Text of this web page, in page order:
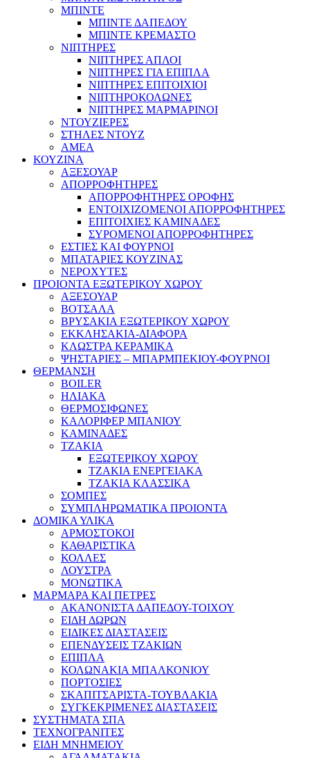
ΜΠΙΝΤΕ
ΜΠΙΝΤΕ ΔΑΠΕΔΟΥ
ΜΠΙΝΤΕ ΚΡΕΜΑΣΤΟ
ΝΙΠΤΗΡΕΣ
ΝΙΠΤΗΡΕΣ ΑΠΛΟΙ
ΝΙΠΤΗΡΕΣ ΓΙΑ ΕΠΙΠΛΑ
ΝΙΠΤΗΡΕΣ ΕΠΙΤΟΙΧΙΟΙ
ΝΙΠΤΗΡΟΚΟΛΩΝΕΣ
ΝΙΠΤΗΡΕΣ ΜΑΡΜΑΡΙΝΟΙ
ΝΤΟΥΖΙΕΡΕΣ
ΣΤΗΛΕΣ ΝΤΟΥΖ
ΑΜΕΑ
ΚΟΥΖΙΝΑ
ΑΞΕΣΟΥΑΡ
ΑΠΟΡΡΟΦΗΤΗΡΕΣ
ΑΠΟΡΡΟΦΗΤΗΡΕΣ ΟΡΟΦΗΣ
ΕΝΤΟΙΧΙΖΟΜΕΝΟΙ ΑΠΟΡΡΟΦΗΤΗΡΕΣ
ΕΠΙΤΟΙΧΙΕΣ ΚΑΜΙΝΑΔΕΣ
ΣΥΡΟΜΕΝΟΙ ΑΠΟΡΡΟΦΗΤΗΡΕΣ
ΕΣΤΙΕΣ ΚΑΙ ΦΟΥΡΝΟΙ
ΜΠΑΤΑΡΙΕΣ ΚΟΥΖΙΝΑΣ
ΝΕΡΟΧΥΤΕΣ
ΠΡΟΙΟΝΤΑ ΕΞΩΤΕΡΙΚΟΥ ΧΩΡΟΥ
ΑΞΕΣΟΥΑΡ
ΒΟΤΣΑΛΑ
ΒΡΥΣΑΚΙΑ ΕΞΩΤΕΡΙΚΟΥ ΧΩΡΟΥ
ΕΚΚΛΗΣΑΚΙΑ-ΔΙΑΦΟΡΑ
ΚΛΩΣΤΡΑ ΚΕΡΑΜΙΚΑ
ΨΗΣΤΑΡΙΕΣ – ΜΠΑΡΜΠΕΚΙΟΥ-ΦΟΥΡΝΟΙ
ΘΕΡΜΑΝΣΗ
BOILER
ΗΛΙΑΚΑ
ΘΕΡΜΟΣΙΦΩΝΕΣ
ΚΑΛΟΡΙΦΕΡ ΜΠΑΝΙΟΥ
ΚΑΜΙΝΑΔΕΣ
ΤΖΑΚΙΑ
ΕΞΩΤΕΡΙΚΟΥ ΧΩΡΟΥ
ΤΖΑΚΙΑ ΕΝΕΡΓΕΙΑΚΑ
ΤΖΑΚΙΑ ΚΛΑΣΣΙΚΑ
ΣΟΜΠΕΣ
ΣΥΜΠΛΗΡΩΜΑΤΙΚΑ ΠΡΟΙΟΝΤΑ
ΔΟΜΙΚΑ ΥΛΙΚΑ
ΑΡΜΟΣΤΟΚΟΙ
ΚΑΘΑΡΙΣΤΙΚΑ
ΚΟΛΛΕΣ
ΛΟΥΣΤΡΑ
ΜΟΝΩΤΙΚΑ
ΜΑΡΜΑΡΑ ΚΑΙ ΠΕΤΡΕΣ
ΑΚΑΝΟΝΙΣΤΑ ΔΑΠΕΔΟΥ-ΤΟΙΧΟΥ
ΕΙΔΗ ΔΩΡΩΝ
ΕΙΔΙΚΕΣ ΔΙΑΣΤΑΣΕΙΣ
ΕΠΕΝΔΥΣΕΙΣ ΤΖΑΚΙΩΝ
ΕΠΙΠΛΑ
ΚΟΛΩΝΑΚΙΑ ΜΠΑΛΚΟΝΙΟΥ
ΠΟΡΤΟΣΙΕΣ
ΣΚΑΠΙΤΣΑΡΙΣΤΑ-ΤΟΥΒΛΑΚΙΑ
ΣΥΓΚΕΚΡΙΜΕΝΕΣ ΔΙΑΣΤΑΣΕΙΣ
ΣΥΣΤΗΜΑΤΑ ΣΠΑ
ΤΕΧΝΟΓΡΑΝΙΤΕΣ
ΕΙΔΗ ΜΝΗΜΕΙΟΥ